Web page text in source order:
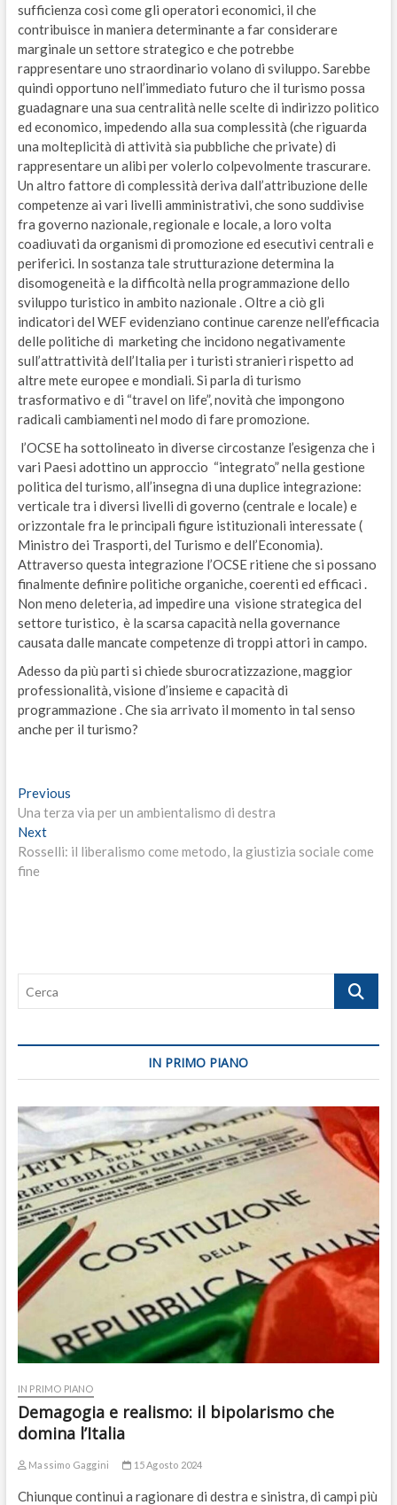
sufficienza così come gli operatori economici, il che
contribuisce in maniera determinante a far considerare
marginale un settore strategico e che potrebbe
rappresentare uno straordinario volano di sviluppo. Sarebbe
quindi opportuno nell’immediato futuro che il turismo possa
guadagnare una sua centralità nelle scelte di indirizzo politico
ed economico, impedendo alla sua complessità (che riguarda
una molteplicità di attività sia pubbliche che private) di
rappresentare un alibi per volerlo colpevolmente trascurare.
Un altro fattore di complessità deriva dall’attribuzione delle
competenze ai vari livelli amministrativi, che sono suddivise
fra governo nazionale, regionale e locale, a loro volta
coadiuvati da organismi di promozione ed esecutivi centrali e
periferici. In sostanza tale strutturazione determina la
disomogeneità e la difficoltà nella programmazione dello
sviluppo turistico in ambito nazionale . Oltre a ciò gli
indicatori del WEF evidenziano continue carenze nell’efficacia
delle politiche di marketing che incidono negativamente
sull’attrattività dell’Italia per i turisti stranieri rispetto ad
altre mete europee e mondiali. Si parla di turismo
trasformativo e di “travel on life”, novità che impongono
radicali cambiamenti nel modo di fare promozione.
l’OCSE ha sottolineato in diverse circostanze l’esigenza che i
vari Paesi adottino un approccio “integrato” nella gestione
politica del turismo, all’insegna di una duplice integrazione:
verticale tra i diversi livelli di governo (centrale e locale) e
orizzontale fra le principali figure istituzionali interessate (
Ministro dei Trasporti, del Turismo e dell’Economia).
Attraverso questa integrazione l’OCSE ritiene che si possano
finalmente definire politiche organiche, coerenti ed efficaci .
Non meno deleteria, ad impedire una visione strategica del
settore turistico, è la scarsa capacità nella governance
causata dalle mancate competenze di troppi attori in campo.
Adesso da più parti si chiede sburocratizzazione, maggior
professionalità, visione d’insieme e capacità di
programmazione . Che sia arrivato il momento in tal senso
anche per il turismo?
Navigazione
articoli
PreviousPrevious
post:
Una terza via per un ambientalismo di destra
NextNext
post:
Rosselli: il liberalismo come metodo, la giustizia sociale come
fine
Cerca
IN PRIMO PIANO
IN PRIMO PIANO
Demagogia e realismo: il bipolarismo che
domina l’Italia
Massimo Gaggini 15 Agosto 2024
Chiunque continui a ragionare di destra e sinistra, di campi più